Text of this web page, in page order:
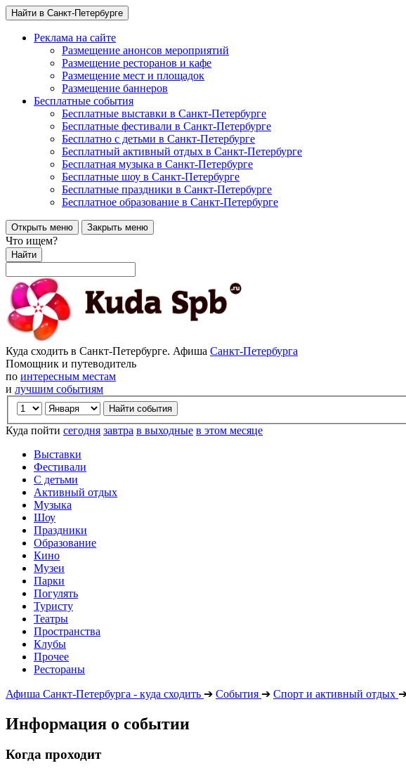
Найти в Санкт-Петербурге
Реклама на сайте
Размещение анонсов мероприятий
Размещение ресторанов и кафе
Размещение мест и площадок
Размещение баннеров
Бесплатные события
Бесплатные выставки в Санкт-Петербурге
Бесплатные фестивали в Санкт-Петербурге
Бесплатно с детьми в Санкт-Петербурге
Бесплатный активный отдых в Санкт-Петербурге
Бесплатная музыка в Санкт-Петербурге
Бесплатные шоу в Санкт-Петербурге
Бесплатные праздники в Санкт-Петербурге
Бесплатное образование в Санкт-Петербурге
Открыть меню Закрыть меню
Что ищем?
Найти
Куда сходить в Санкт-Петербурге. Афиша Санкт-Петербурга
Помощник и путеводитель
по интересным местам
и лучшим событиям
Куда пойти сегодня завтра в выходные в этом месяце
Выставки
Фестивали
С детьми
Активный отдых
Музыка
Шоу
Праздники
Образование
Кино
Музеи
Парки
Погулять
Туристу
Театры
Пространства
Клубы
Прочее
Рестораны
Афиша Санкт-Петербурга - куда сходить ➔ События ➔ Спорт и активный отдых
Информация о событии
Когда проходит